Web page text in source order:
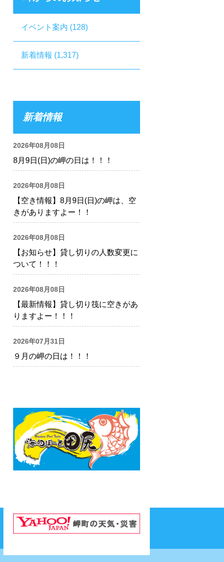
イベント案内 (128)
新着情報 (1,317)
新着情報
2026年08月08日
8月9日(日)の岬の日は！！！
2026年08月08日
【空き情報】8月9日(日)の岬は、空
きがありますよー！！
2026年08月08日
【お知らせ】貸し切りの人数変更に
ついて！！！
2026年08月08日
【最新情報】貸し切り筏に空きがあ
りますよー！！！
2026年07月31日
９月の岬の日は！！！